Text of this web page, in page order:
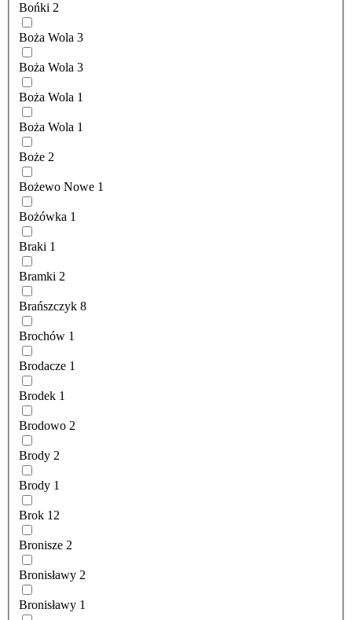
Bońki 2
Boża Wola 3
Boża Wola 3
Boża Wola 1
Boża Wola 1
Boże 2
Bożewo Nowe 1
Bożówka 1
Braki 1
Bramki 2
Brańszczyk 8
Brochów 1
Brodacze 1
Brodek 1
Brodowo 2
Brody 2
Brody 1
Brok 12
Bronisze 2
Bronisławy 2
Bronisławy 1